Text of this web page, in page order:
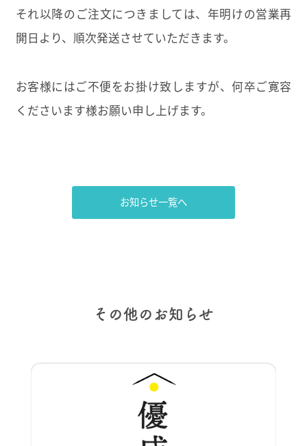
それ以降のご注文につきましては、年明けの営業再
開日より、順次発送させていただきます。
お客様にはご不便をお掛け致しますが、何卒ご寛容
くださいます様お願い申し上げます。
お知らせ一覧へ
その他のお知らせ